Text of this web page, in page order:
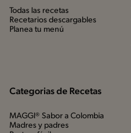
Todas las recetas
Recetarios descargables
Planea tu menú
Categorias de Recetas
MAGGI® Sabor a Colombia
Madres y padres